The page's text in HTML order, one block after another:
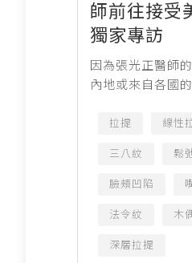
師前往接受
獨家專訪
因為張光正醫師
內地或來自各國
醫師前往接受美
拉提 線性
三八紋 鬆
臉頰凹陷
法令紋 木
深層拉提